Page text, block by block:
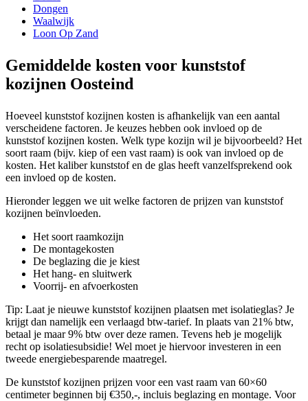
Dongen
Waalwijk
Loon Op Zand
Gemiddelde kosten voor kunststof
kozijnen Oosteind
Hoeveel kunststof kozijnen kosten is afhankelijk van een aantal
verscheidene factoren. Je keuzes hebben ook invloed op de
kunststof kozijnen kosten. Welk type kozijn wil je bijvoorbeeld? Het
soort raam (bijv. kiep of een vast raam) is ook van invloed op de
kosten. Het kaliber kunststof en de glas heeft vanzelfsprekend ook
een invloed op de kosten.
Hieronder leggen we uit welke factoren de prijzen van kunststof
kozijnen beïnvloeden.
Het soort raamkozijn
De montagekosten
De beglazing die je kiest
Het hang- en sluitwerk
Voorrij- en afvoerkosten
Tip: Laat je nieuwe kunststof kozijnen plaatsen met isolatieglas? Je
krijgt dan namelijk een verlaagd btw-tarief. In plaats van 21% btw,
betaal je maar 9% btw over deze ramen. Tevens heb je mogelijk
recht op isolatiesubsidie! Wel moet je hiervoor investeren in een
tweede energiebesparende maatregel.
De kunststof kozijnen prijzen voor een vast raam van 60×60
centimeter beginnen bij €350,-, incluis beglazing en montage. Voor